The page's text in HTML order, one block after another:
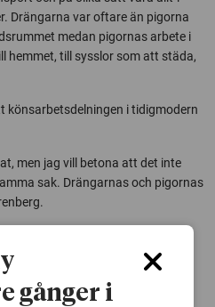
Drängarna var oftare än pigorna
medan pigornas arbete i
hemmet, till sysslor som att städa,
könsarbetsdelningen i tidigmodern
men jag vill betona att det inte
sak. Drängarnas och pigornas
1600-1635
gånger i